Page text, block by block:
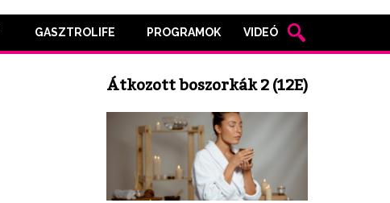
GASZTROLIFE PROGRAMOK VIDEÓ
Átkozott boszorkák 2 (12E)